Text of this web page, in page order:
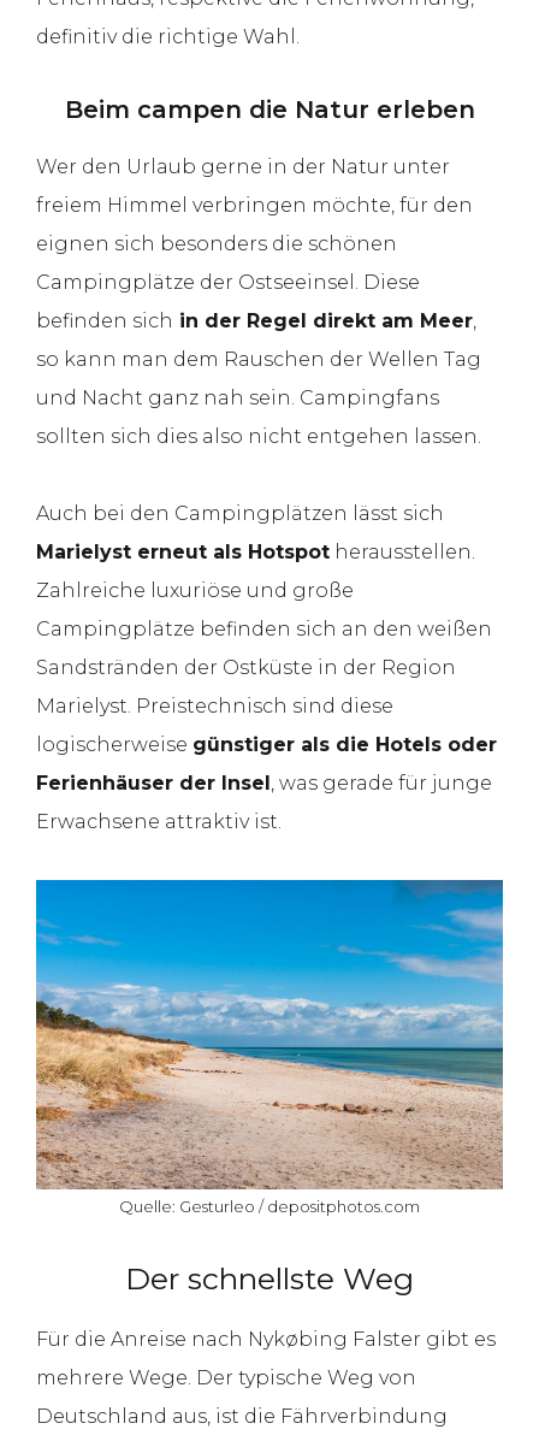
definitiv die richtige Wahl.
Beim campen die Natur erleben
Wer den Urlaub gerne in der Natur unter
freiem Himmel verbringen möchte, für den
eignen sich besonders die schönen
Campingplätze der Ostseeinsel. Diese
befinden sich in der Regel direkt am Meer
so kann man dem Rauschen der Wellen Tag
und Nacht ganz nah sein. Campingfans
sollten sich dies also nicht entgehen lassen.
Auch bei den Campingplätzen lässt sich
Marielyst erneut als Hotspot herausstellen.
Zahlreiche luxuriöse und große
Campingplätze befinden sich an den weißen
Sandstränden der Ostküste in der Region
Marielyst. Preistechnisch sind diese
logischerweise günstiger als die Hotels oder
Ferienhäuser der Insel , was gerade für junge
Erwachsene attraktiv ist.
Quelle: Gesturleo / depositphotos.com
Der schnellste Weg
Für die Anreise nach Nykøbing Falster gibt es
mehrere Wege. Der typische Weg von
Deutschland aus, ist die Fährverbindung